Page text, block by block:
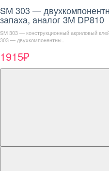
SM 303 —
запаха, аналог 3M DP810
SM 303 — конструкционный акриловый
303 — двухкомпонентны..
1915₽